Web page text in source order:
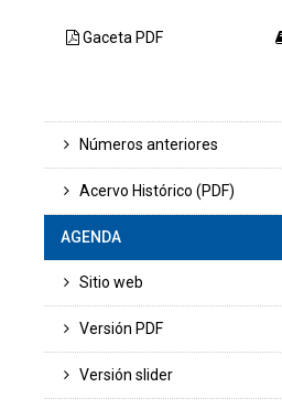
Gaceta PDF
Números anteriores
Acervo Histórico (PDF)
AGENDA
Sitio web
Versión PDF
Versión slider